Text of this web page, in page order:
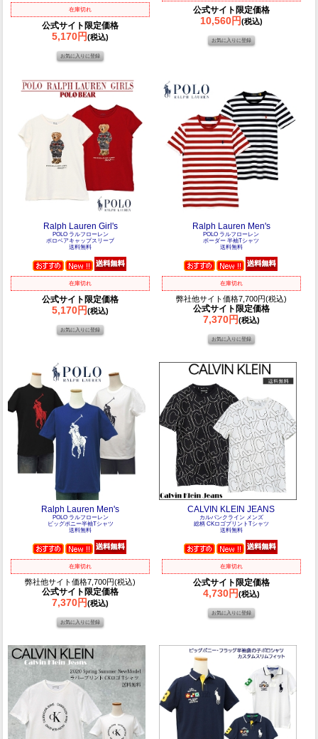
在庫切れ
公式サイト限定価格
5,170円(税込)
公式サイト限定価格
10,560円(税込)
Ralph Lauren Girl's
POLO ラルフローレン
ポロベアキャップスリーブ
送料無料
在庫切れ
公式サイト限定価格
5,170円(税込)
Ralph Lauren Men's
POLO ラルフローレン
ボーダー 半袖Tシャツ
送料無料
在庫切れ
弊社他サイト価格7,700円(税込)
公式サイト限定価格
7,370円(税込)
Ralph Lauren Men's
POLO ラルフローレン
ビッグポニー半袖Tシャツ
送料無料
在庫切れ
弊社他サイト価格7,700円(税込)
公式サイト限定価格
7,370円(税込)
CALVIN KLEIN JEANS
カルバンクライン メンズ
総柄 CKロゴプリントTシャツ
送料無料
在庫切れ
公式サイト限定価格
4,730円(税込)